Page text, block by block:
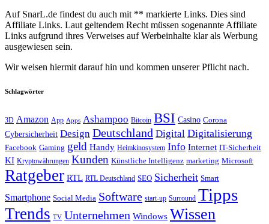
Auf SnarL.de findest du auch mit ** markierte Links. Dies sind
Affiliate Links. Laut geltendem Recht müssen sogenannte Affiliate
Links aufgrund ihres Verweises auf Werbeinhalte klar als Werbung
ausgewiesen sein.
Wir weisen hiermit darauf hin und kommen unserer Pflicht nach.
Schlagwörter
3D Amazon App Apps Ashampoo Bitcoin BSI Casino Corona
Cybersicherheit Design Deutschland Digital Digitalisierung
Facebook Gaming geld Handy Heimkinosystem Info Internet IT-Sicherheit
KI Kryptowährungen Kunden Künstliche Intelligenz marketing Microsoft
Ratgeber RTL RTL Deutschland SEO Sicherheit Smart
Smartphone Social Media Software start-up Surround Tipps
Trends TV Unternehmen Windows Wissen